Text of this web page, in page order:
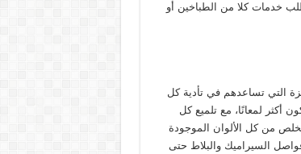
خدمات كلا من الطباخين أو
التي تساعدهم في تأدية كل
أكثر لمعانًا، مع تلميع كل
من كل الألوان الموجودة
السيراميك والبلاط حتى